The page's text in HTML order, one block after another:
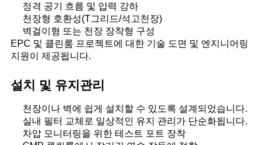
정격 공기 흐름 및 압력 강하
천장형 호환성(T그리드/석고천장)
벽걸이형 또는 천장 장착형 구성
EPC 및 클린룸 프로젝트에 대한 기술 도면 및 엔지니어링
지원이 제공됩니다.
설치 및 유지관리
천장이나 벽에 쉽게 설치할 수 있도록 설계되었습니다.
실내 필터 교체로 일상적인 유지 관리가 단순화됩니다.
차압 모니터링을 위한 테스트 포트 장착